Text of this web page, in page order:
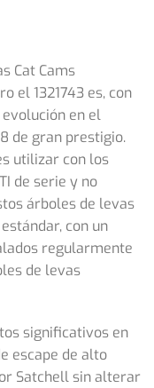
Cat Cams
el 1321743 es, con
en el
de gran prestigio.
utilizar con los
de serie y no
árboles de levas
con un
regularmente
de levas
significativos en
escape de alto
Satchell sin alterar